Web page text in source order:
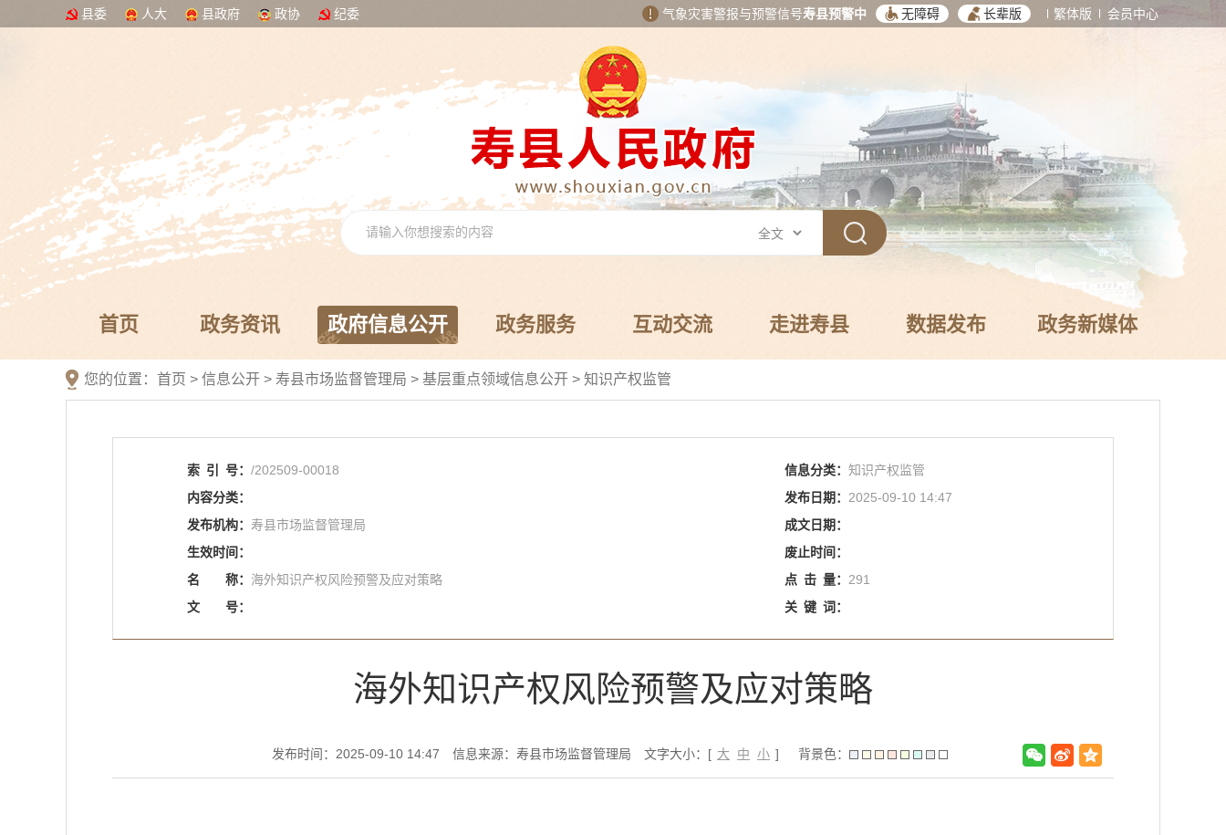
县委 人大 县政府 政协 纪委 气象灾害警报与预警信号寿县预警中 无障碍 长辈版 繁体版 会员中心
首页 政务资讯 政府信息公开 政务服务 互动交流 走进寿县 数据发布 政务新媒体
您的位置： 首页 > 信息公开 > 寿县市场监督管理局 > 基层重点领域信息公开 > 知识产权监管
索 引 号： /202509-00018 信息分类： 知识产权监管
内容分类：
发布日期： 2025-09-10 14:47
发布机构： 寿县市场监督管理局
成文日期：
生效时间：
废止时间：
名
称： 海外知识产权风险预警及应对策略 点 击 量： 291
文
号： 关 键 词：
海外知识产权风险预警及应对策略
发布时间：2025-09-10 14:47 信息来源：寿县市场监督管理局 文字大小：[ 大 中 小 ] 背景色：